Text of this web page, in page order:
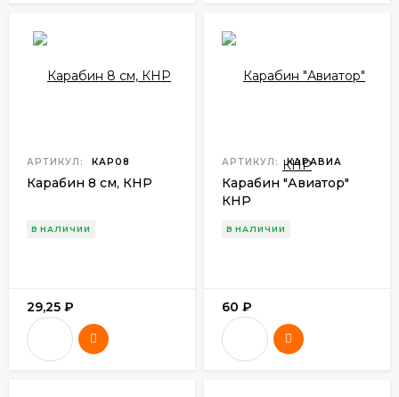
АРТИКУЛ: КАР08
Карабин 8 см, КНР
В НАЛИЧИИ
29,25 ₽
АРТИКУЛ: КАРАВИА
Карабин "Авиатор"
КНР
В НАЛИЧИИ
60 ₽